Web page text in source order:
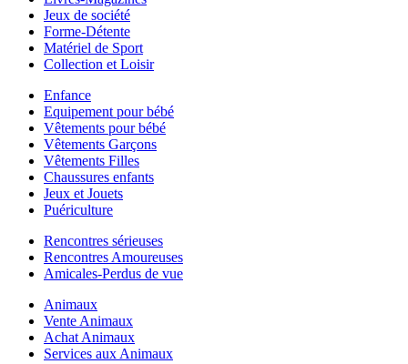
Jeux de société
Forme-Détente
Matériel de Sport
Collection et Loisir
Enfance
Equipement pour bébé
Vêtements pour bébé
Vêtements Garçons
Vêtements Filles
Chaussures enfants
Jeux et Jouets
Puériculture
Rencontres sérieuses
Rencontres Amoureuses
Amicales-Perdus de vue
Animaux
Vente Animaux
Achat Animaux
Services aux Animaux